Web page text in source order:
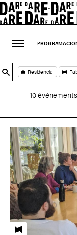
Residencia
10
Fabuler l'école